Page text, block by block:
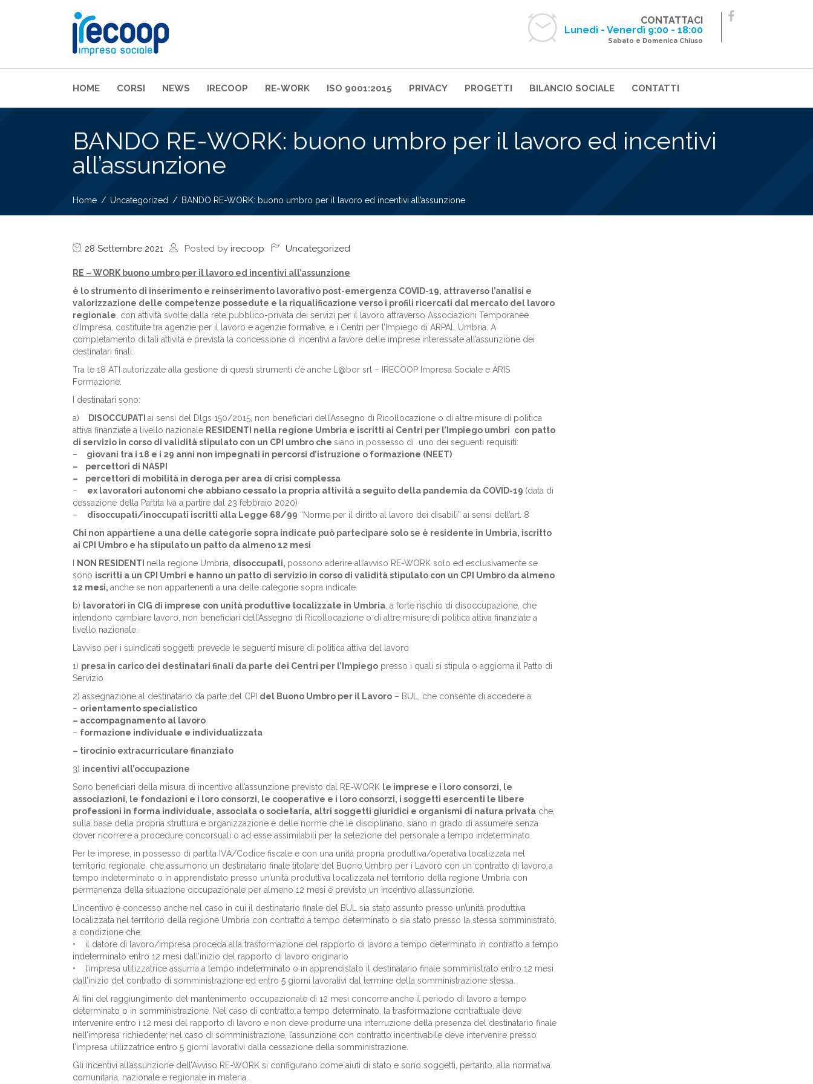
CONTATTACI
Lunedì - Venerdì 9:00 - 18:00
Sabato e Domenica Chiuso
HOME CORSI NEWS IRECOOP RE-WORK ISO 9001:2015 PRIVACY PROGETTI BILANCIO SOCIALE CONTATTI
BANDO RE-WORK: buono umbro per il lavoro ed incentivi
all’assunzione
Home Uncategorized BANDO RE-WORK: buono umbro per il lavoro ed incentivi all’assunzione
28 Settembre 2021 Posted by irecoop Uncategorized
RE – WORK buono umbro per il lavoro ed incentivi all’assunzione
è lo strumento di inserimento e reinserimento lavorativo post-emergenza COVID-19, attraverso l’analisi e
valorizzazione delle competenze possedute e la riqualificazione verso i profili ricercati dal mercato del lavoro
regionale , con attività svolte dalla rete pubblico-privata dei servizi per il lavoro attraverso Associazioni Temporanee
d’Impresa, costituite tra agenzie per il lavoro e agenzie formative, e i Centri per l’Impiego di ARPAL Umbria. A
completamento di tali attività è prevista la concessione di incentivi a favore delle imprese interessate all’assunzione dei
destinatari finali.
Tra le 18 ATI autorizzate alla gestione di questi strumenti c’è anche L@bor srl – IRECOOP Impresa Sociale e ARIS
Formazione.
I destinatari sono:
a)
DISOCCUPATI ai sensi del Dlgs 150/2015, non beneficiari dell’Assegno di Ricollocazione o di altre misure di politica
attiva finanziate a livello nazionale RESIDENTI nella regione Umbria e iscritti ai Centri per l’Impiego umbri con patto
di servizio in corso di validità stipulato con un CPI umbro che siano in possesso di uno dei seguenti requisiti:
–
giovani tra i 18 e i 29 anni non impegnati in percorsi d’istruzione o formazione (NEET)
– percettori di NASPI
– percettori di mobilità in deroga per area di crisi complessa
– ex lavoratori autonomi che abbiano cessato la propria attività a seguito della pandemia da COVID-19 (data di
cessazione della Partita Iva a partire dal 23 febbraio 2020)
– disoccupati/inoccupati iscritti alla Legge 68/99 “Norme per il diritto al lavoro dei disabili” ai sensi dell’art. 8
Chi non appartiene a una delle categorie sopra indicate può partecipare solo se è residente in Umbria, iscritto
ai CPI Umbro e ha stipulato un patto da almeno 12 mesi
NON RESIDENTI nella regione Umbria, disoccupati, possono aderire all’avviso RE-WORK solo ed esclusivamente se
sono iscritti a un CPI Umbri e hanno un patto di servizio in corso di validità stipulato con un CPI Umbro da almeno
12 mesi, anche se non appartenenti a una delle categorie sopra indicate.
b) lavoratori in CIG di imprese con unità produttive localizzate in Umbria , a forte rischio di disoccupazione, che
intendono cambiare lavoro, non beneficiari dell’Assegno di Ricollocazione o di altre misure di politica attiva finanziate a
livello nazionale.
L’avviso per i suindicati soggetti prevede le seguenti misure di politica attiva del lavoro
1) presa in carico dei destinatari finali da parte dei Centri per l’Impiego presso i quali si stipula o aggiorna il Patto di
Servizio
2) assegnazione al destinatario da parte del CPI del Buono Umbro per il Lavoro – BUL, che consente di accedere a:
– orientamento specialistico
– accompagnamento al lavoro
– formazione individuale e individualizzata
– tirocinio extracurriculare finanziato
3) incentivi all’occupazione
Sono beneficiari della misura di incentivo all’assunzione previsto dal RE-WORK le imprese e i loro consorzi, le
associazioni, le fondazioni e i loro consorzi, le cooperative e i loro consorzi, i soggetti esercenti le libere
professioni in forma individuale, associata o societaria, altri soggetti giuridici e organismi di natura privata che,
sulla base della propria struttura e organizzazione e delle norme che le disciplinano, siano in grado di assumere senza
dover ricorrere a procedure concorsuali o ad esse assimilabili per la selezione del personale a tempo indeterminato.
Per le imprese, in possesso di partita IVA/Codice fiscale e con una unità propria produttiva/operativa localizzata nel
territorio regionale, che assumono un destinatario finale titolare del Buono Umbro per i Lavoro con un contratto di lavoro a
tempo indeterminato o in apprendistato presso un’unità produttiva localizzata nel territorio della regione Umbria con
permanenza della situazione occupazionale per almeno 12 mesi è previsto un incentivo all’assunzione.
L’incentivo è concesso anche nel caso in cui il destinatario finale del BUL sia stato assunto presso un’unità produttiva
localizzata nel territorio della regione Umbria con contratto a tempo determinato o sia stato presso la stessa somministrato,
a condizione che:
• il datore di lavoro/impresa proceda alla trasformazione del rapporto di lavoro a tempo determinato in contratto a tempo
indeterminato entro 12 mesi dall’inizio del rapporto di lavoro originario
• l’impresa utilizzatrice assuma a tempo indeterminato o in apprendistato il destinatario finale somministrato entro 12 mesi
dall’inizio del contratto di somministrazione ed entro 5 giorni lavorativi dal termine della somministrazione stessa.
Ai fini del raggiungimento del mantenimento occupazionale di 12 mesi concorre anche il periodo di lavoro a tempo
determinato o in somministrazione. Nel caso di contratto a tempo determinato, la trasformazione contrattuale deve
intervenire entro i 12 mesi del rapporto di lavoro e non deve produrre una interruzione della presenza del destinatario finale
nell’impresa richiedente; nel caso di somministrazione, l’assunzione con contratto incentivabile deve intervenire presso
l’impresa utilizzatrice entro 5 giorni lavorativi dalla cessazione della somministrazione.
Gli incentivi all’assunzione dell’Avviso RE-WORK si configurano come aiuti di stato e sono soggetti, pertanto, alla normativa
comunitaria, nazionale e regionale in materia.